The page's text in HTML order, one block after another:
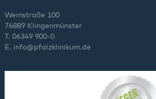
Weinstraße 100
76889 Klingenmünster
T. 06349 900-0
E. info@pfalzklinikum.de